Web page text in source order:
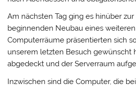
Am nächsten Tag ging es hinüber
beginnenden Neubau eines
Computerräume präsentierten sich
unserem letzten Besuch gewünscht
abgedeckt und der Serverraum
Inzwischen sind die Computer, die